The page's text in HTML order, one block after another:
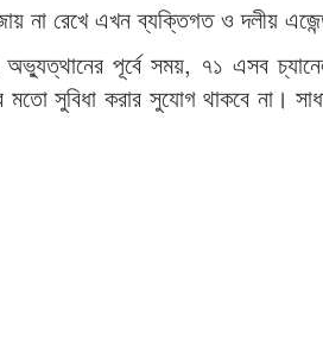
না রেখে এখন ব্যক্তিগত ও দলীয়
পূর্বে সময়, ৭১ এসব
সুবিধা করার সুযোগ থাকবে না।